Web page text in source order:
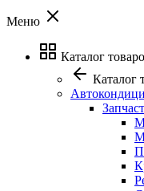
Меню
Каталог
Каталог